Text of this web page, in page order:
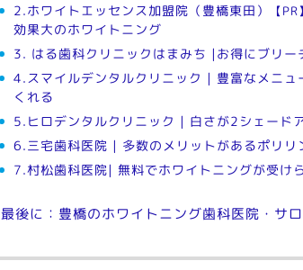
2.ホワイトエッセンス加盟院（豊橋東田）
【PR】
効果大のホワイトニング
3. はる歯科クリニックはまみち |お得にブリー
4.スマイルデンタルクリニック | 豊富なメニュ
くれる
5.ヒロデンタルクリニック | 白さが2シェード
6.三宅歯科医院 | 多数のメリットがあるポリリ
7.村松歯科医院| 無料でホワイトニングが受け
最後に：豊橋のホワイトニング歯科医院・サ